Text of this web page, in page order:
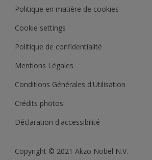
Politique en matière de cookies
Cookie settings
Politique de confidentialité
Mentions Légales
Conditions Générales d'Utilisation
Crédits photos
Déclaration d'accessibilité
Copyright © 2021 Akzo Nobel N.V.